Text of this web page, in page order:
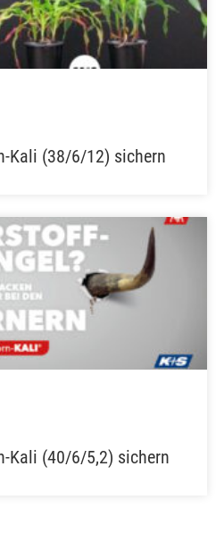
Kali (38/6/12) sichern
Kali (40/6/5,2) sichern